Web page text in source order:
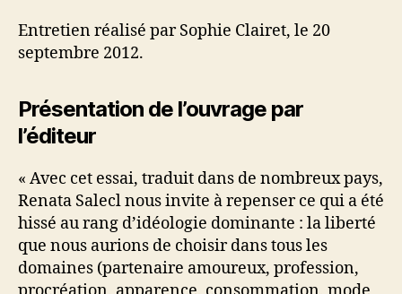
Entretien réalisé par Sophie Clairet, le 20
septembre 2012.
Présentation de l’ouvrage par
l’éditeur
« Avec cet essai, traduit dans de nombreux pays,
Renata Salecl nous invite à repenser ce qui a été
hissé au rang d’idéologie dominante : la liberté
que nous aurions de choisir dans tous les
domaines (partenaire amoureux, profession,